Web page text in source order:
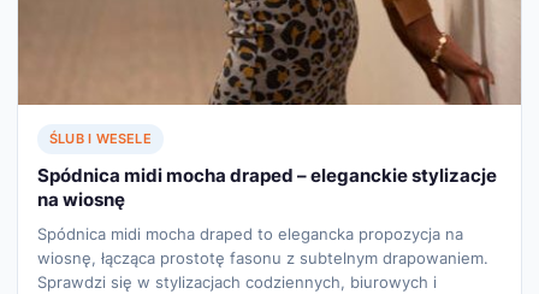
ŚLUB I WESELE
Spódnica midi mocha draped – eleganckie stylizacje
na wiosnę
Spódnica midi mocha draped to elegancka propozycja na
wiosnę, łącząca prostotę fasonu z subtelnym drapowaniem.
Sprawdzi się w stylizacjach codziennych, biurowych i